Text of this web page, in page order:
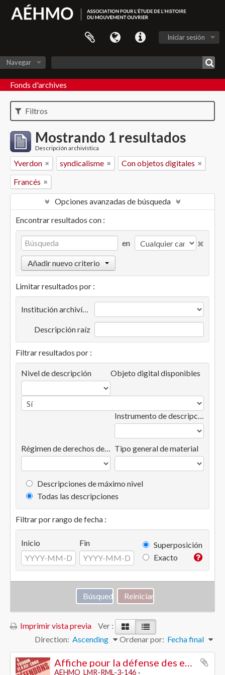
Iniciar sesión
Navegar
Fonds d'archives
Filtros
Mostrando 1 resultados
Descripción archivística
Yverdon syndicalisme
Con objetos digitales
Francés
Opciones avanzadas de búsqueda
Encontrar resultados con :
en
Añadir nuevo criterio
Limitar resultados por :
Institución archivística
Descripción raíz
Filtrar resultados por :
Nivel de descripción Objeto digital disponibles
Instrumento de descripción
Régimen de derechos de autor Tipo general de material
Descripciones de máximo nivel
Todas las descripciones
Filtrar por rango de fecha :
Inicio Fin
Superposición
Exacto
Imprimir vista previa
Ver :
Ordenar por: Fecha final
Direction: Ascending
Affiche pour la défense des emplois Hermes Precisa, Yverdon et Sainte-Croix(VD) - PSO
AEHMO_LMR-RML-3-146